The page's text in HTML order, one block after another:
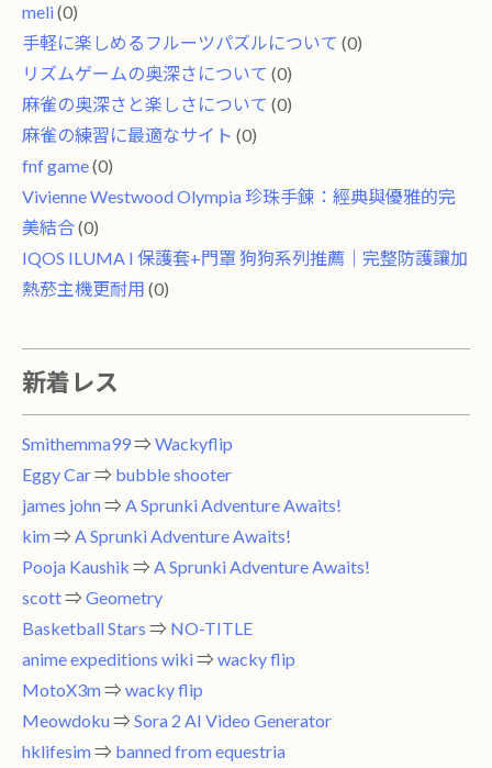
meli(0)
手軽に楽しめるフルーツパズルについて (0)
リズムゲームの奥深さについて (0)
麻雀の奥深さと楽しさについて (0)
麻雀の練習に最適なサイト (0)
fnf game(0)
Vivienne Westwood Olympia 珍珠手鍊：經典與優雅的完
美結合(0)
IQOS ILUMA I 保護套+門罩 狗狗系列推薦｜完整防護讓加
熱菸主機更耐用 (0)
新着レス
Smithemma99⇒ Wackyflip
Eggy Car⇒ bubble shooter
james john⇒ A Sprunki Adventure Awaits!
kim⇒ A Sprunki Adventure Awaits!
Pooja Kaushik ⇒ A Sprunki Adventure Awaits!
scott⇒ Geometry
Basketball Stars ⇒ NO-TITLE
anime expeditions wiki⇒ wacky flip
MotoX3m⇒ wacky flip
Meowdoku⇒ Sora 2 AI Video Generator
hklifesim⇒ banned from equestria